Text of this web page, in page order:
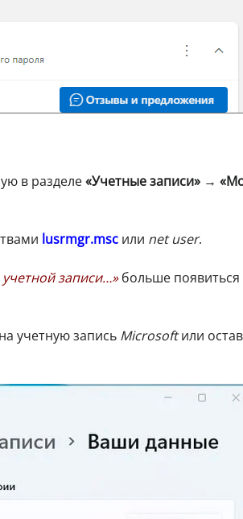
в разделе«Учетные записи» →
lusrmgr.msc или net user.
записи…»больше появиться
учетную запись Microsoftили